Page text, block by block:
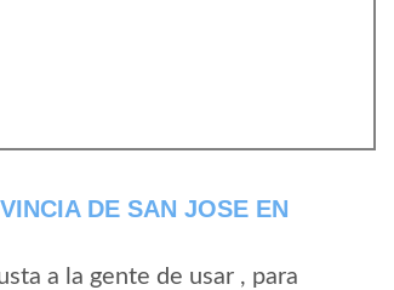
DE SAN JOSE EN
a la gente de usar , para